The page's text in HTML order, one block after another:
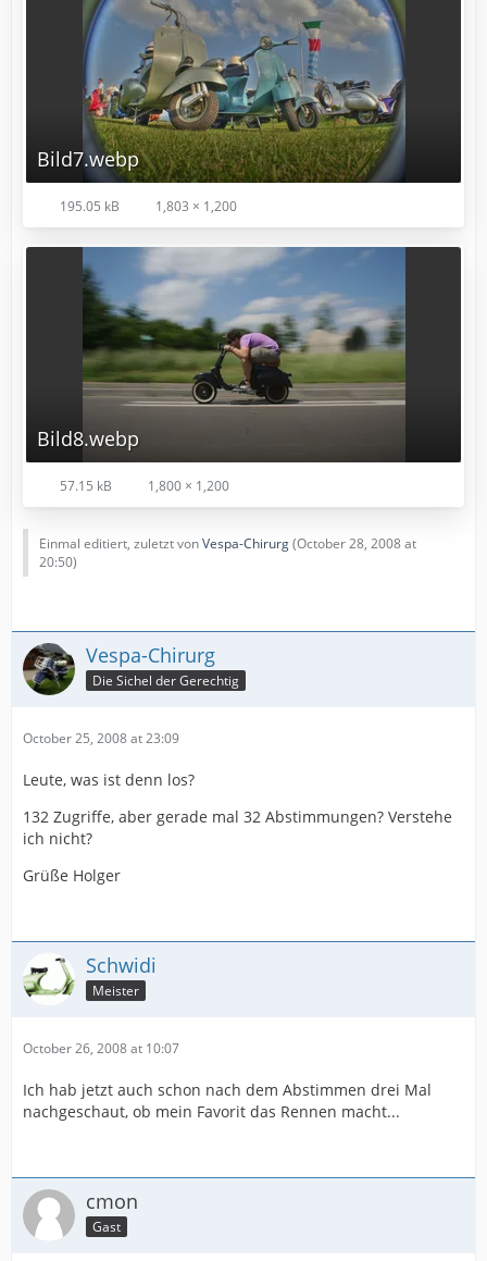
Bild7.webp
195.05 kB 1,803 × 1,200
Bild8.webp
57.15 kB 1,800 × 1,200
Einmal editiert, zuletzt vonVespa-Chirurg(October 28, 2008 at
20:50)
Vespa-Chirurg
Die Sichel der Gerechtig
October 25, 2008 at 23:09
Leute, was ist denn los?
132 Zugriffe, aber gerade mal 32 Abstimmungen? Verstehe
ich nicht?
Grüße Holger
Schwidi
Meister
October 26, 2008 at 10:07
Ich hab jetzt auch schon nach dem Abstimmen drei Mal
nachgeschaut, ob mein Favorit das Rennen macht...
cmon
Gast